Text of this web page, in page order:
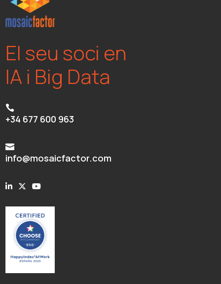
El seu soci en
IA i Big Data

+34 677 600 963

info@mosaicfactor.com